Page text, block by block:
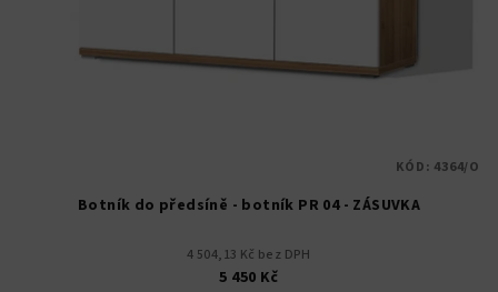
Botník do předsíně - botník PR 04 - ZÁSUVKA
4 504,13 Kč bez DPH
5 450 Kč
KÓD: 4364/O